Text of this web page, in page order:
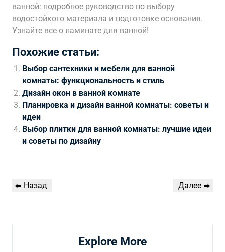
ванной: подробное руководство по выбору
водостойкого материала и подготовке основания.
Узнайте все о ламинате для ванной!
Похожие статьи:
Выбор сантехники и мебели для ванной
комнаты: функциональность и стиль
Дизайн окон в ванной комнате
Планировка и дизайн ванной комнаты: советы и
идеи
Выбор плитки для ванной комнаты: лучшие идеи
и советы по дизайну
Навигация
Предыдущая
Назад
Следующая
Далее
Explore More